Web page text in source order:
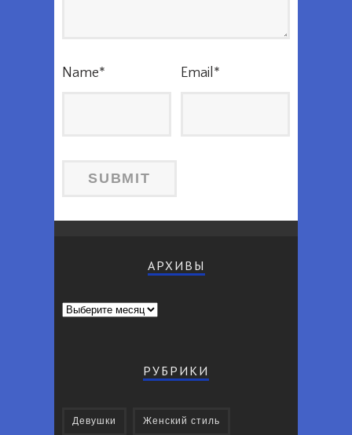
Name* Email*
АРХИВЫ
Архивы
РУБРИКИ
Девушки Женский стиль